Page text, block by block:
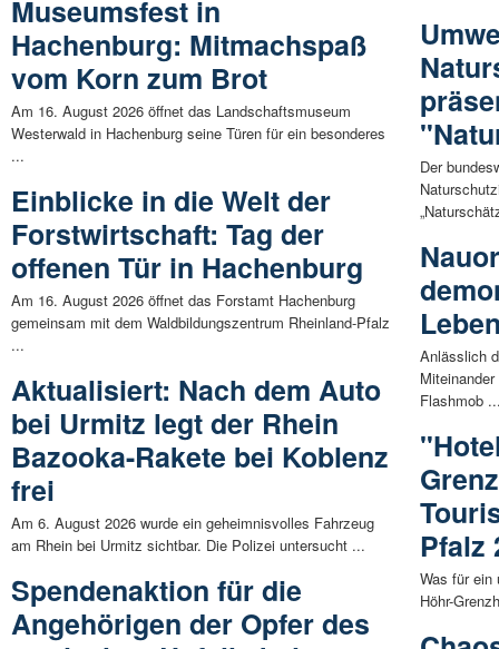
Museumsfest in
Hachenburg: Mitmachspaß
vom Korn zum Brot
Am 16. August 2026 öffnet das Landschaftsmuseum
Westerwald in Hachenburg seine Türen für ein besonderes
...
Einblicke in die Welt der
Forstwirtschaft: Tag der
offenen Tür in Hachenburg
Am 16. August 2026 öffnet das Forstamt Hachenburg
gemeinsam mit dem Waldbildungszentrum Rheinland-Pfalz
...
Aktualisiert: Nach dem Auto
bei Urmitz legt der Rhein
Bazooka-Rakete bei Koblenz
frei
Am 6. August 2026 wurde ein geheimnisvolles Fahrzeug
am Rhein bei Urmitz sichtbar. Die Polizei untersucht ...
Spendenaktion für die
Angehörigen der Opfer des
Der
Anlässlich
Flashmob
Pfalz
Was für ein
Höhr-